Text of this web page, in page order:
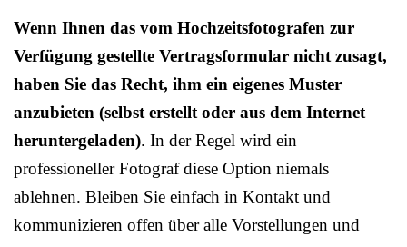
Wenn Ihnen das vom Hochzeitsfotografen zur
Verfügung gestellte Vertragsformular nicht zusagt,
haben Sie das Recht, ihm ein eigenes Muster
anzubieten (selbst erstellt oder aus dem Internet
heruntergeladen). In der Regel wird ein
professioneller Fotograf diese Option niemals
ablehnen. Bleiben Sie einfach in Kontakt und
kommunizieren offen über alle Vorstellungen und